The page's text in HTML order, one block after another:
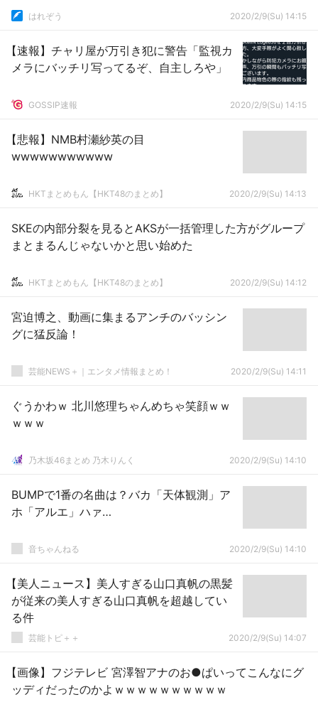
はれぞう 2020/2/9(Su) 14:15
【速報】チャリ屋が万引き犯に警告「監視カ
メラにバッチリ写ってるぞ、自主しろや」
GOSSIP速報 2020/2/9(Su) 14:15
【悲報】NMB村瀬紗英の目
wwwwwwwwwww
HKTまとめもん【HKT48のまとめ】 2020/2/9(Su) 14:13
SKEの内部分裂を見るとAKSが一括管理した方がグループ
まとまるんじゃないかと思い始めた
HKTまとめもん【HKT48のまとめ】 2020/2/9(Su) 14:12
宮迫博之、動画に集まるアンチのバッシン
グに猛反論！
芸能NEWS＋｜エンタメ情報まとめ！ 2020/2/9(Su) 14:11
ぐうかわｗ 北川悠理ちゃんめちゃ笑顔ｗｗ
ｗｗｗ
乃木坂46まとめ 乃木りんく 2020/2/9(Su) 14:10
BUMPで1番の名曲は？バカ「天体観測」ア
ホ「アルエ」ハァ…
音ちゃんねる 2020/2/9(Su) 14:10
【美人ニュース】美人すぎる山口真帆の黒髪
が従来の美人すぎる山口真帆を超越してい
る件
芸能トピ＋＋ 2020/2/9(Su) 14:07
【画像】フジテレビ 宮澤智アナのお●ぱいってこんなにグ
ッディだったのかよｗｗｗｗｗｗｗｗｗｗ